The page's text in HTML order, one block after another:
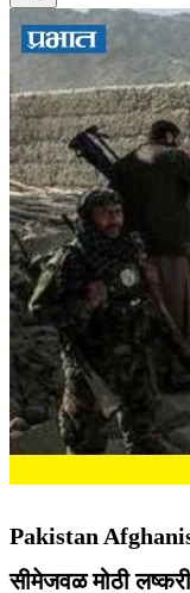
Pakistan
सीमेजवळ मोठी